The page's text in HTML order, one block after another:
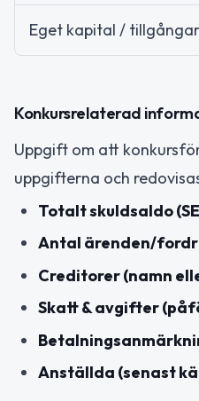
Eget kapital /
Konkursrelaterad
Uppgift om att
uppgifterna och
Totalt skuldsaldo
Antal ärenden/
Creditorer (namn
Skatt & avgifter
Anställda (senast